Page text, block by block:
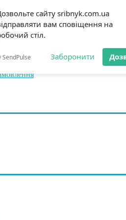
сайту sribnyk.com.ua
вам сповіщення на
стіл.
SendPulse Заборонити